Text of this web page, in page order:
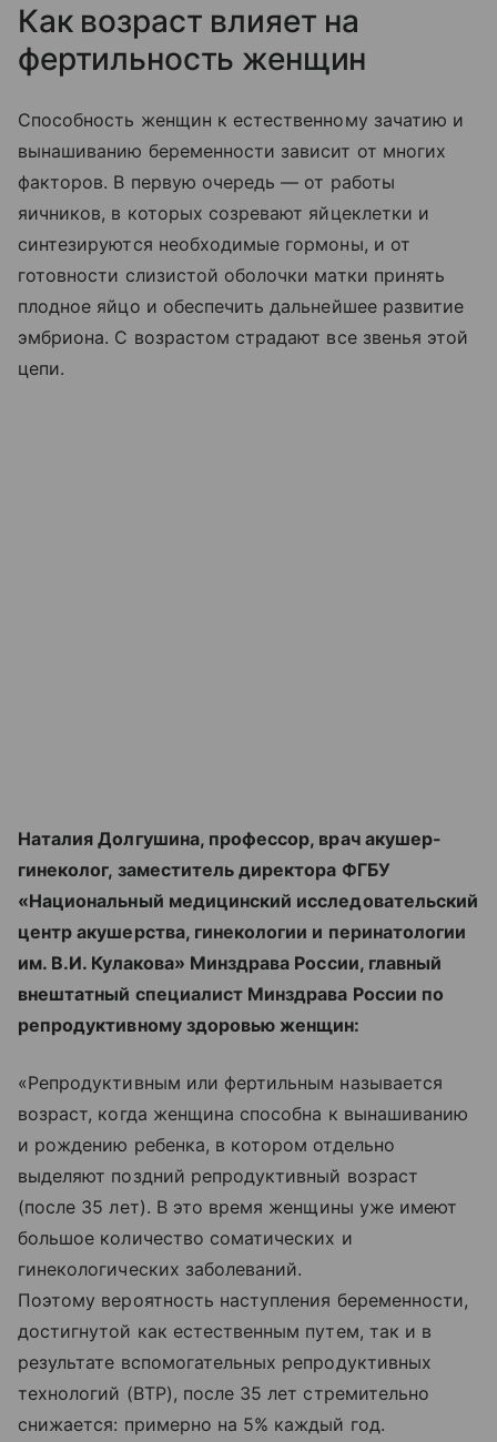
Как возраст влияет на
фертильность женщин
Способность женщин к естественному зачатию и
вынашиванию беременности зависит от многих
факторов. В первую очередь — от работы
яичников, в которых созревают яйцеклетки и
синтезируются необходимые гормоны, и от
готовности слизистой оболочки матки принять
плодное яйцо и обеспечить дальнейшее развитие
эмбриона. С возрастом страдают все звенья этой
цепи.
Наталия Долгушина, профессор, врач акушер-
гинеколог, заместитель директора ФГБУ
«Национальный медицинский исследовательский
центр акушерства, гинекологии и перинатологии
им. В.И. Кулакова» Минздрава России, главный
внештатный специалист Минздрава России по
репродуктивному здоровью женщин:
«Репродуктивным или фертильным называется
возраст, когда женщина способна к вынашиванию
и рождению ребенка, в котором отдельно
выделяют поздний репродуктивный возраст
(после 35 лет). В это время женщины уже имеют
большое количество соматических и
гинекологических заболеваний.
Поэтому вероятность наступления беременности,
достигнутой как естественным путем, так и в
результате вспомогательных репродуктивных
технологий (ВТР), после 35 лет стремительно
снижается: примерно на 5% каждый год.